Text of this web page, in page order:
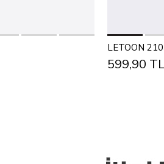
36 37
LETOON
599,90 TL